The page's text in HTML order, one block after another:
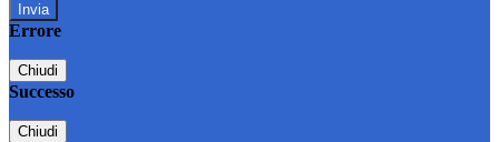
Errore
Chiudi
Successo
Chiudi